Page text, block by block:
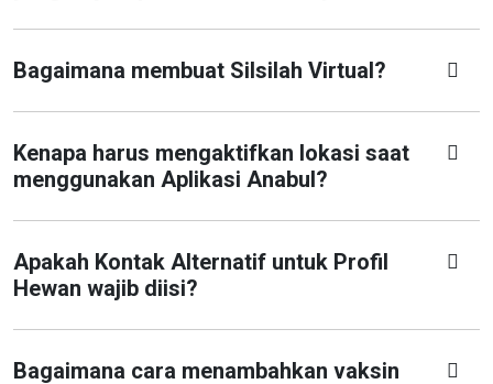
Bagaimana membuat Silsilah Virtual?
Kenapa harus mengaktifkan lokasi saat
menggunakan Aplikasi Anabul?
Apakah Kontak Alternatif untuk Profil
Hewan wajib diisi?
Bagaimana cara menambahkan vaksin